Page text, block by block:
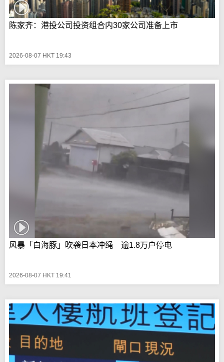
陈家齐：港投公司投资组合内30家公司准备上市
2026-08-07 HKT 19:43
风暴「白海豚」吹袭日本冲绳 逾1.8万户停电
2026-08-07 HKT 19:41